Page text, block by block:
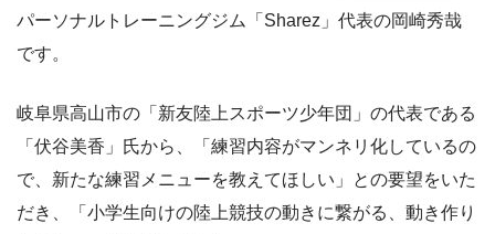
パーソナルトレーニングジム「Sharez」代表の岡崎秀哉
です。
岐阜県高山市の「新友陸上スポーツ少年団」の代表である
「伏谷美香」氏から、「練習内容がマンネリ化しているの
で、新たな練習メニューを教えてほしい」との要望をいた
だき、「小学生向けの陸上競技の動きに繋がる、動き作り